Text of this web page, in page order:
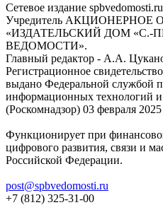
Сетевое издание
Учредитель АКЦИОНЕРНОЕ
«ИЗДАТЕЛЬСКИЙ ДОМ «С.-
ВЕДОМОСТИ».
Главный редактор - А.А.
Регистрационное
выдано Федеральной службой
информационных технологий
(Роскомнадзор) 03 февраля 2025
Функционирует при
цифрового развития, связи и
Российской Федерации.
post@spbvedomosti.ru
+7 (812) 325-31-00